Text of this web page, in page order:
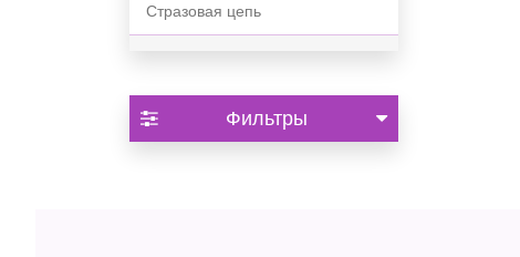
Стразовая цепь
Фильтры